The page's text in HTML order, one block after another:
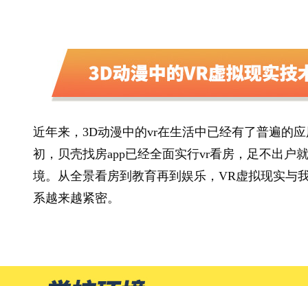
近年来，3D动漫中的vr在生活中已经有了普遍的应
初，贝壳找房app已经全面实行vr看房，足不出户
境。从全景看房到教育再到娱乐，VR虚拟现实与
系越来越紧密。